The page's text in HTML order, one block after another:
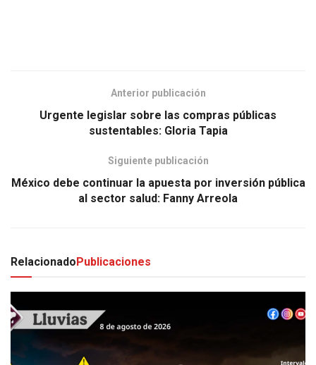
Anterior publicación
Urgente legislar sobre las compras públicas
sustentables: Gloria Tapia
Siguiente publicación
México debe continuar la apuesta por inversión pública
al sector salud: Fanny Arreola
RelacionadoPublicaciones